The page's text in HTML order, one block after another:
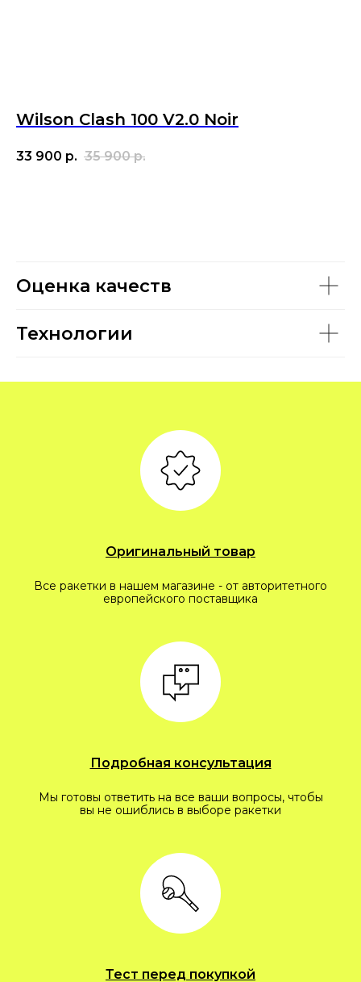
Wilson Clash 100 V2.0 Noir
33 900 р. 35 900 р.
Оценка качеств
Технологии
Оригинальный товар
Все ракетки в нашем магазине - от авторитетного
европейского поставщика
Подробная консультация
Мы готовы ответить на все ваши вопросы, чтобы
вы не ошиблись в выборе ракетки
Тест перед покупкой